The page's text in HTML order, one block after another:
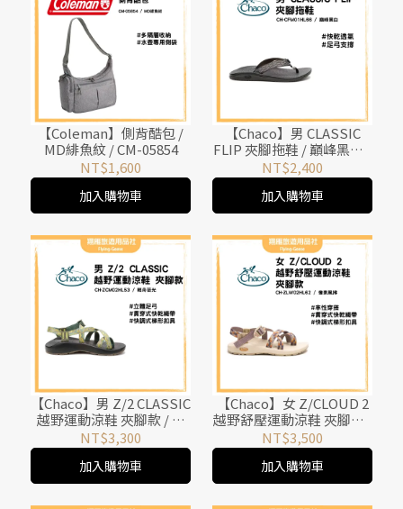
【Coleman】側背酷包 /
MD緋魚紋 / CM-05854
NT$1,600
加入購物車
【Chaco】男 CLASSIC
FLIP 夾腳拖鞋 / 巔峰黑白 /
CH-CFM01HL66
NT$2,400
加入購物車
【Chaco】男 Z/2 CLASSIC
越野運動涼鞋 夾腳款 / 輕
舟苔光 / CH-ZCM02HL53
NT$3,300
加入購物車
【Chaco】女 Z/CLOUD 2
越野舒壓運動涼鞋 夾腳款 /
像素風拂 / CH-
ZLW02HL62
NT$3,500
加入購物車